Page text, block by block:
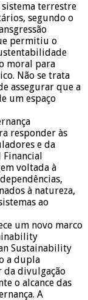
sistema terrestre
segundo o
permitiu o
moral para
Não se trata
assegurar que a
um espaço
responder às
e da
voltada à
à natureza,
ao
um novo marco
Sustainability
a dupla
divulgação
o alcance das
A